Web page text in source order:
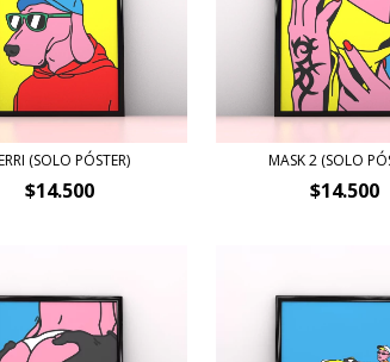
(SOLO PÓSTER)
$14.500
MASK 2 (SOLO
$14.500